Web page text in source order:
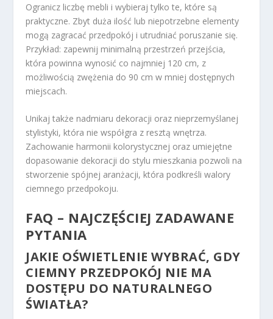
Ogranicz liczbę mebli i wybieraj tylko te, które są
praktyczne. Zbyt duża ilość lub niepotrzebne elementy
mogą zagracać przedpokój i utrudniać poruszanie się.
Przykład: zapewnij minimalną przestrzeń przejścia,
która powinna wynosić co najmniej 120 cm, z
możliwością zwężenia do 90 cm w mniej dostępnych
miejscach.
Unikaj także nadmiaru dekoracji oraz nieprzemyślanej
stylistyki, która nie współgra z resztą wnętrza.
Zachowanie harmonii kolorystycznej oraz umiejętne
dopasowanie dekoracji do stylu mieszkania pozwoli na
stworzenie spójnej aranżacji, która podkreśli walory
ciemnego przedpokoju.
FAQ – NAJCZĘŚCIEJ ZADAWANE
PYTANIA
JAKIE OŚWIETLENIE WYBRAĆ, GDY
CIEMNY PRZEDPOKÓJ NIE MA
DOSTĘPU DO NATURALNEGO
ŚWIATŁA?